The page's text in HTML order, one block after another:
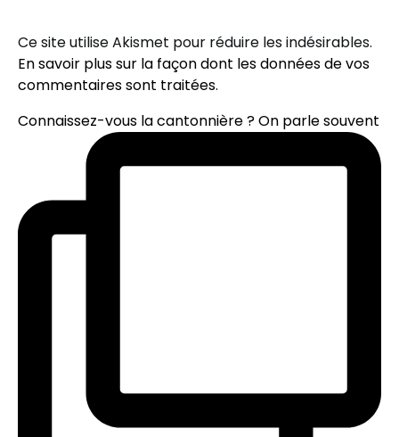
Ce site utilise Akismet pour réduire les indésirables.
En savoir plus sur la façon dont les données de vos
commentaires sont traitées.
Connaissez-vous la cantonnière ? On parle souvent